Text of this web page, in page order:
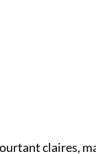
claires,